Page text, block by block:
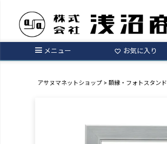
メニュー お気に入り
アサヌマネットショップ 額縁・フォトスタンド